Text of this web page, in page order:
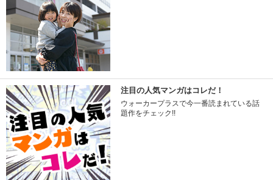
注目の人気マンガはコレだ！
ウォーカープラスで今一番読まれている話
題作をチェック!!